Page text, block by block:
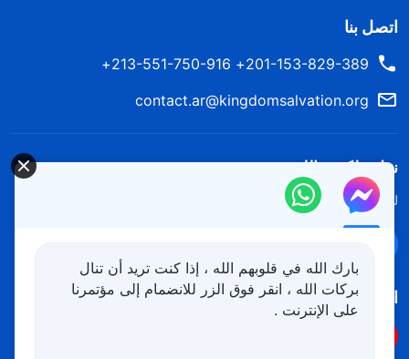
اتصل بنا
201-153-829-389+ 213-551-750-916+
contact.ar@kingdomsalvation.org
نزل ملكوت الله.
لقد نزلت المملكة بالفعل إلى الأرض! هل تريد دخوله؟
اتبعنا
بارك الله في قلوبهم الله ، إذا كنت تريد أن تنال
بركات الله ، انقر فوق الزر للانضمام إلى مؤتمرنا
على الإنترنت .